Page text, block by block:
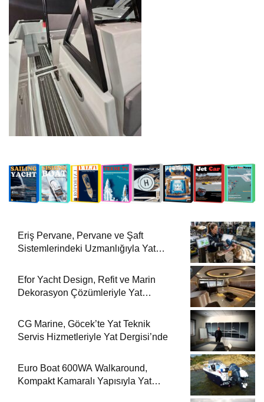
Eriş Pervane, Pervane ve Şaft
Sistemlerindeki Uzmanlığıyla Yat
Efor Yacht Design, Refit ve Marin
Dekorasyon Çözümleriyle Yat
CG Marine, Göcek’te Yat Teknik
Servis Hizmetleriyle Yat Dergisi’nde
Euro Boat 600WA Walkaround,
Kompakt Kamaralı Yapısıyla Yat